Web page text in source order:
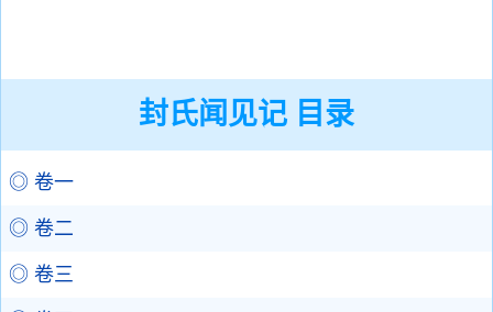
封氏闻见记 目录
◎ 卷一
◎ 卷二
◎ 卷三